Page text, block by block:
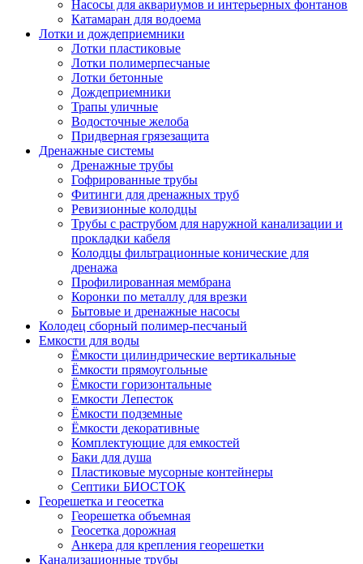
Насосы для аквариумов и интерьерных фонтанов
Катамаран для водоема
Лотки и дождеприемники
Лотки пластиковые
Лотки полимерпесчаные
Лотки бетонные
Дождеприемники
Трапы уличные
Водосточные желоба
Придверная грязезащита
Дренажные системы
Дренажные трубы
Гофрированные трубы
Фитинги для дренажных труб
Ревизионные колодцы
Трубы с раструбом для наружной канализации и
прокладки кабеля
Колодцы фильтрационные конические для
дренажа
Профилированная мембрана
Коронки по металлу для врезки
Бытовые и дренажные насосы
Колодец сборный полимер-песчаный
Емкости для воды
Ёмкости цилиндрические вертикальные
Ёмкости прямоугольные
Ёмкости горизонтальные
Емкости Лепесток
Ёмкости подземные
Ёмкости декоративные
Комплектующие для емкостей
Баки для душа
Пластиковые мусорные контейнеры
Септики БИОСТОК
Георешетка и геосетка
Георешетка объемная
Геосетка дорожная
Анкера для крепления георешетки
Канализационные трубы